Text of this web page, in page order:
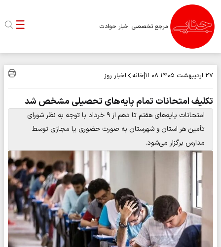
مرجع تخصصی اخبار حوادث
۲۷ اردیبهشت ۱۴۰۵ ۱۱:۰۸ خانه اخبار روز
تکلیف امتحانات تمام پایه‌های تحصیلی مشخص شد
امتحانات پایه‌های هفتم تا دهم از ۹ خرداد با توجه به نظر شورای
تأمین هر استان و شهرستان به صورت حضوری یا مجازی توسط
مدارس برگزار می‌شود.